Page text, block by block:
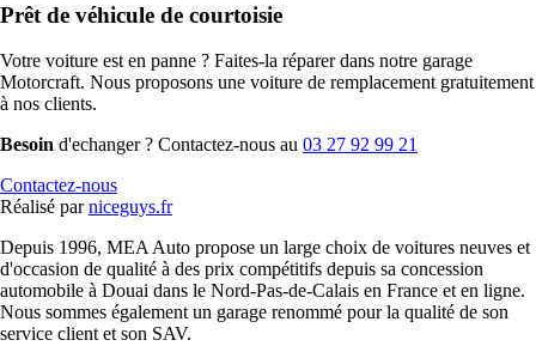
Prêt de véhicule de courtoisie
Votre voiture est en panne ? Faites-la réparer dans notre garage
Motorcraft. Nous proposons une voiture de remplacement gratuitement
à nos clients.
Besoin d'echanger ? Contactez-nous au 03 27 92 99 21
Contactez-nous
Réalisé par niceguys.fr
Depuis 1996, MEA Auto propose un large choix de voitures neuves et
d'occasion de qualité à des prix compétitifs depuis sa concession
automobile à Douai dans le Nord-Pas-de-Calais en France et en ligne.
Nous sommes également un garage renommé pour la qualité de son
service client et son SAV.